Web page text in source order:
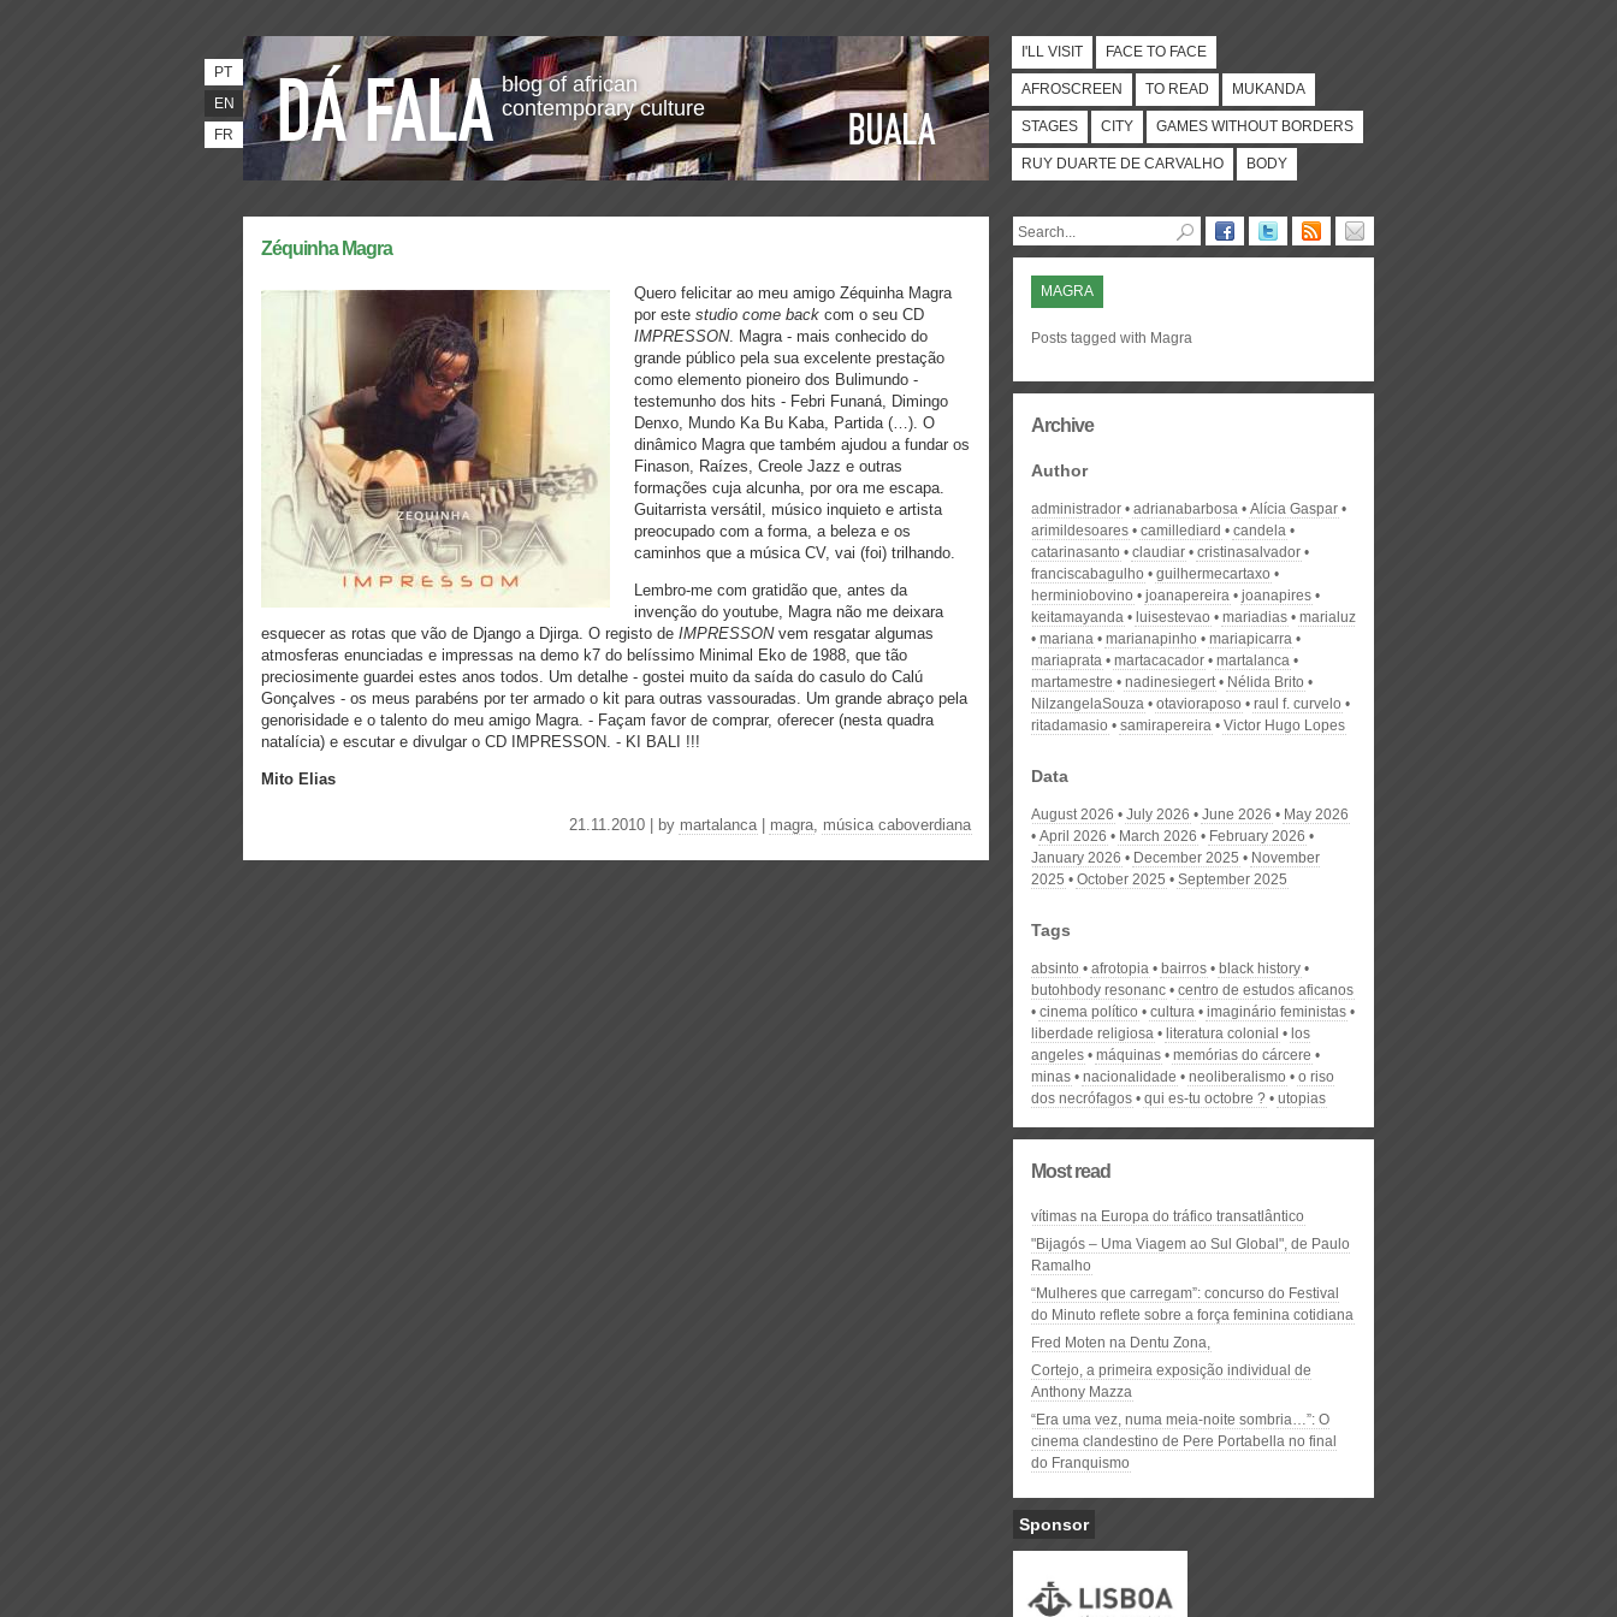
blog of african
contemporary culture
PT
EN
FR
I'LL VISIT FACE TO FACE
AFROSCREEN TO READ MUKANDA
STAGES CITY GAMES WITHOUT BORDERS
RUY DUARTE DE CARVALHO BODY
Zéquinha Magra
Quero felicitar ao meu amigo Zéquinha Magra
por este studio come back com o seu CD
IMPRESSON. Magra - mais conhecido do
grande público pela sua excelente prestação
como elemento pioneiro dos Bulimundo -
testemunho dos hits - Febri Funaná, Dimingo
Denxo, Mundo Ka Bu Kaba, Partida (…). O
dinâmico Magra que também ajudou a fundar os
Finason, Raízes, Creole Jazz e outras
formações cuja alcunha, por ora me escapa.
Guitarrista versátil, músico inquieto e artista
preocupado com a forma, a beleza e os
caminhos que a música CV, vai (foi) trilhando.
Lembro-me com gratidão que, antes da
invenção do youtube, Magra não me deixara
esquecer as rotas que vão de Django a Djirga. O registo de IMPRESSONvem resgatar algumas
atmosferas enunciadas e impressas na demo k7 do belíssimo Minimal Eko de 1988, que tão
preciosimente guardei estes anos todos. Um detalhe - gostei muito da saída do casulo do Calú
Gonçalves - os meus parabéns por ter armado o kit para outras vassouradas. Um grande abraço pela
genorisidade e o talento do meu amigo Magra. - Façam favor de comprar, oferecer (nesta quadra
natalícia) e escutar e divulgar o CD IMPRESSON. - KI BALI !!!
Mito Elias
21.11.2010 | by martalanca| magra, música caboverdiana
MAGRA
Posts tagged with Magra
Archive
Author
administrador adrianabarbosa
Alícia Gaspar
arimildesoares
camillediard
candela
catarinasanto
claudiar
cristinasalvador
franciscabagulho
guilhermecartaxo
herminiobovino
joanapereira
joanapires
keitamayanda
luisestevao mariadias
marialuz
mariana
marianapinho
mariapicarra
mariaprata
martacacador
martalanca
martamestre
nadinesiegert
Nélida Brito
NilzangelaSouza
otavioraposo
raul f. curvelo
ritadamasio
samirapereira Victor Hugo Lopes
Data
August 2026 July 2026 June 2026
May 2026
April 2026
March 2026
February 2026
January 2026
December 2025
November
2025
October 2025 September 2025
Tags
absinto afrotopia bairros
black history
butohbody resonanc
centro de estudos aficanos
cinema político
cultura
imaginário feministas
liberdade religiosa
literatura colonial
los
angeles
máquinas
memórias do cárcere
minas
nacionalidade neoliberalismo
o riso
dos necrófagos
qui es-tu octobre ? utopias
Most read
vítimas na Europa do tráfico transatlântico
"Bijagós – Uma Viagem ao Sul Global", de Paulo
Ramalho
“Mulheres que carregam”: concurso do Festival
do Minuto reflete sobre a força feminina cotidiana
Fred Moten na Dentu Zona,
Cortejo, a primeira exposição individual de
Anthony Mazza
“Era uma vez, numa meia-noite sombria…”: O
cinema clandestino de Pere Portabella no final
do Franquismo
Sponsor